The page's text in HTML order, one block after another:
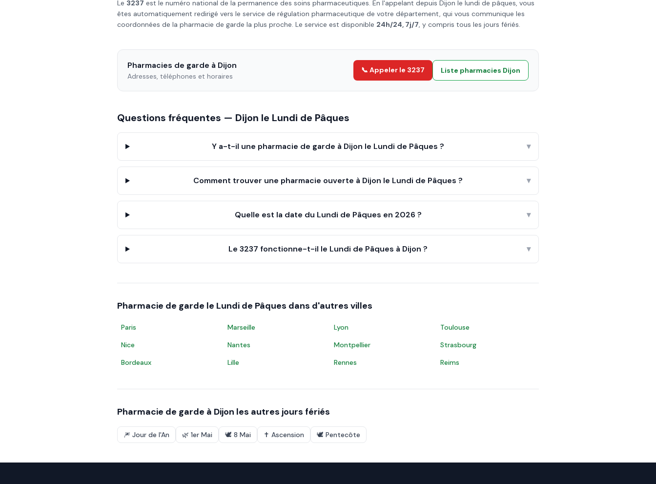
Le 3237 est le numéro national de la permanence des soins pharmaceutiques. En l'appelant depuis Dijon le lundi de pâques, vous
êtes automatiquement redirigé vers le service de régulation pharmaceutique de votre département, qui vous communique les
coordonnées de la pharmacie de garde la plus proche. Le service est disponible 24h/24, 7j/7, y compris tous les jours fériés.
Pharmacies de garde à Dijon
Adresses, téléphones et horaires
📞 Appeler le 3237 Liste pharmacies Dijon
Questions fréquentes — Dijon le Lundi de Pâques
Y a-t-il une pharmacie de garde à Dijon le Lundi de Pâques ? ▾
Comment trouver une pharmacie ouverte à Dijon le Lundi de Pâques ? ▾
Quelle est la date du Lundi de Pâques en 2026 ? ▾
Le 3237 fonctionne-t-il le Lundi de Pâques à Dijon ? ▾
Pharmacie de garde le Lundi de Pâques dans d'autres villes
Paris Marseille Lyon
Toulouse
Nice
Nantes Montpellier
Strasbourg
Bordeaux
Lille Rennes Reims
Pharmacie de garde à Dijon les autres jours fériés
🎆 Jour de l'An 🌿 1er Mai 🕊️ 8 Mai ✝️ Ascension 🕊️ Pentecôte